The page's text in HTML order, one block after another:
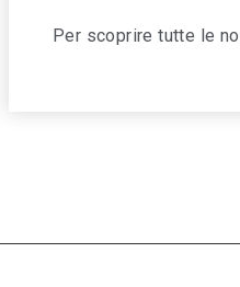
Per scoprire tutte le